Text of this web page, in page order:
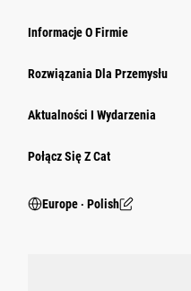
Informacje O Firmie
Rozwiązania Dla Przemysłu
Aktualności I Wydarzenia
Połącz Się Z Cat
Europe ‧ Polish